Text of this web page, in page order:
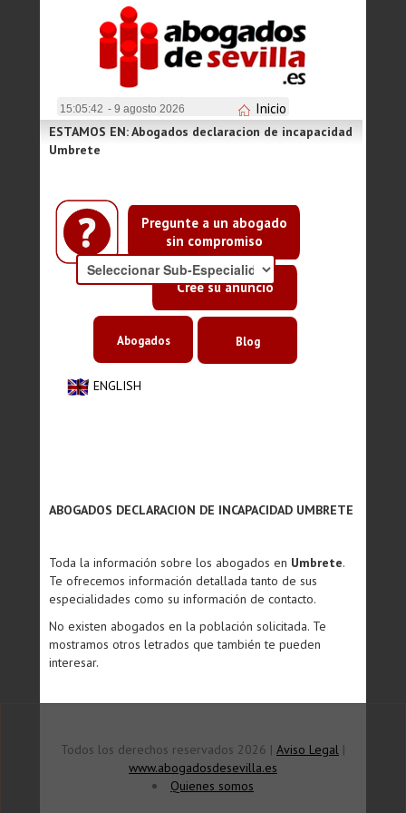
15:05:42 - 9 agosto 2026 Inicio
Pregunte a un abogado
sin compromiso
Cree su anuncio
ESTAMOS EN: Abogados declaracion de incapacidad
Umbrete
ENGLISH
Abogados Blog
ABOGADOS DECLARACION DE INCAPACIDAD UMBRETE
Toda la información sobre los abogados en Umbrete.
Te ofrecemos información detallada tanto de sus
especialidades como su información de contacto.
No existen abogados en la población solicitada. Te
mostramos otros letrados que también te pueden
interesar.
Todos los derechos reservados 2026 | Aviso Legal |
www.abogadosdesevilla.es
Quienes somos